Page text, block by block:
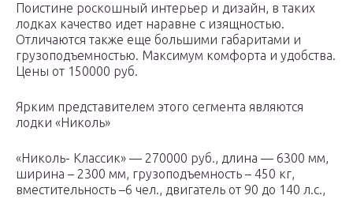
Поистине роскошный интерьер и дизайн, в таких
лодках качество идет наравне с изящностью.
Отличаются также еще большими габаритами и
грузоподъемностью. Максимум комфорта и удобства.
Цены от 150000 руб.
Ярким представителем этого сегмента являются
лодки «Николь»
«Николь- Классик» — 270000 руб., длина — 6300 мм,
ширина – 2300 мм, грузоподъемность – 450 кг,
вместительность –6 чел., двигатель от 90 до 140 л.с.,